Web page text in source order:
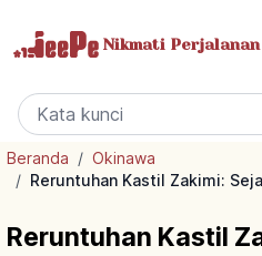
Nikmati Perjalanan
Beranda / Okinawa
/ Reruntuhan Kastil Zakimi:
Reruntuhan Kastil